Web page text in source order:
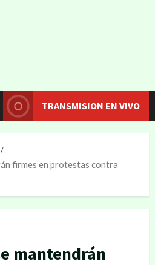
TRANSMISION EN VIVO
firmes en protestas contra
mantendrán